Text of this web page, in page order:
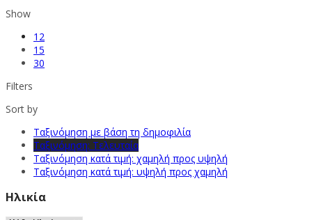
Show
12
15
30
Filters
Sort by
Ταξινόμηση με βάση τη δημοφιλία
Ταξινόμηση: Τελευταία
Ταξινόμηση κατά τιμή: χαμηλή προς υψηλή
Ταξινόμηση κατά τιμή: υψηλή προς χαμηλή
Ηλικία